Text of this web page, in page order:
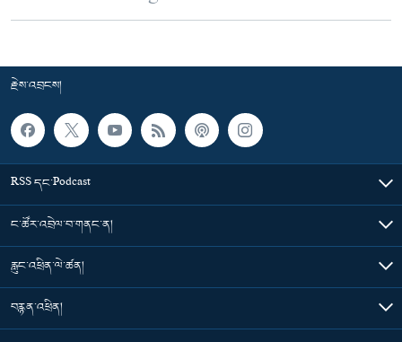
རྗེས་འབྲངས།
RSS དང་Podcast
ང་ཚོར་འབྲེལ་བ་གནང་ན།
རླུང་འཕྲིན་ལེ་ཚན།
བརྙན་འཕྲིན།